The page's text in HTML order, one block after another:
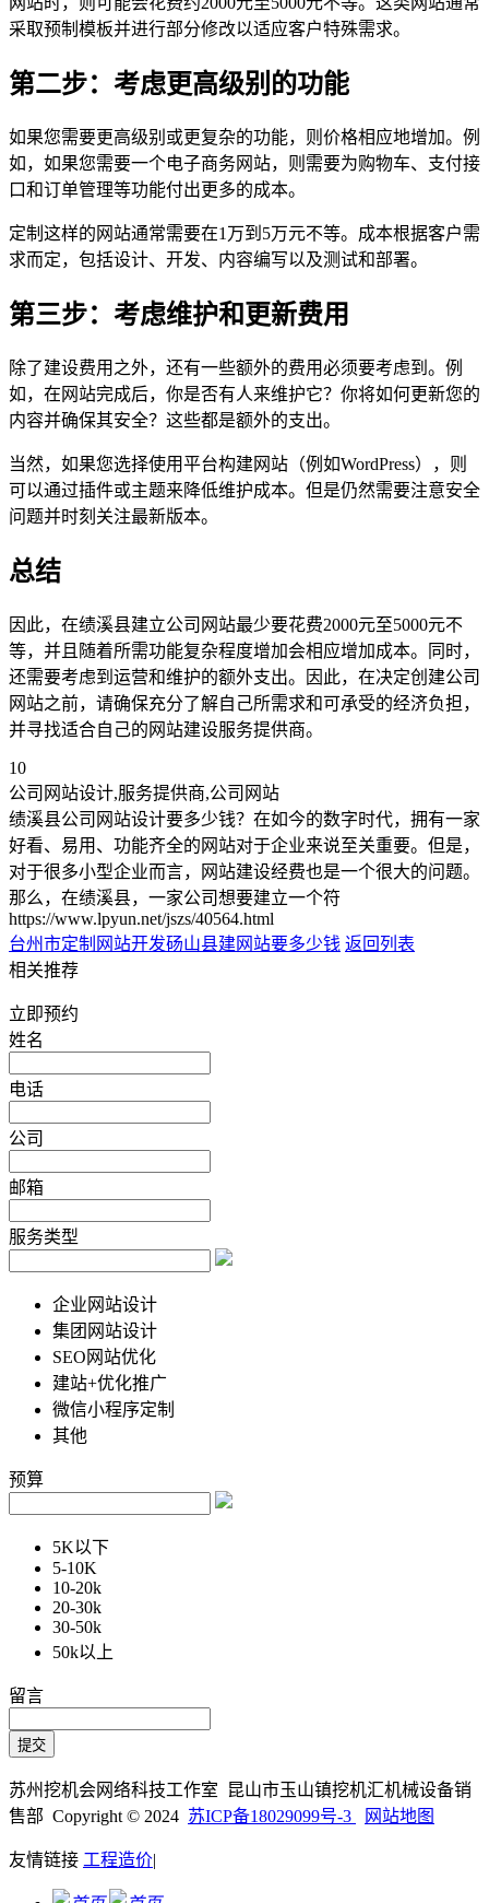
采取预制模板并进行部分修改以适应客户特殊需求。
第二步：考虑更高级别的功能
如果您需要更高级别或更复杂的功能，则价格相应地增加。例
如，如果您需要一个电子商务网站，则需要为购物车、支付接
口和订单管理等功能付出更多的成本。
定制这样的网站通常需要在1万到5万元不等。成本根据客户需
求而定，包括设计、开发、内容编写以及测试和部署。
第三步：考虑维护和更新费用
除了建设费用之外，还有一些额外的费用必须要考虑到。例
如，在网站完成后，你是否有人来维护它？你将如何更新您的
内容并确保其安全？这些都是额外的支出。
当然，如果您选择使用平台构建网站（例如WordPress），则
可以通过插件或主题来降低维护成本。但是仍然需要注意安全
问题并时刻关注最新版本。
总结
因此，在绩溪县建立公司网站最少要花费2000元至5000元不
等，并且随着所需功能复杂程度增加会相应增加成本。同时，
还需要考虑到运营和维护的额外支出。因此，在决定创建公司
网站之前，请确保充分了解自己所需求和可承受的经济负担，
并寻找适合自己的网站建设服务提供商。
10
公司网站设计,服务提供商,公司网站
绩溪县公司网站设计要多少钱？在如今的数字时代，拥有一家
好看、易用、功能齐全的网站对于企业来说至关重要。但是，
对于很多小型企业而言，网站建设经费也是一个很大的问题。
那么，在绩溪县，一家公司想要建立一个符
https://www.lpyun.net/jszs/40564.html
台州市定制网站开发砀山县建网站要多少钱 返回列表
相关推荐
立即预约
姓名
电话
公司
邮箱
服务类型
企业网站设计
集团网站设计
SEO网站优化
建站+优化推广
微信小程序定制
其他
预算
5K以下
5-10K
10-20k
20-30k
30-50k
50k以上
留言
苏州挖机会网络科技工作室 昆山市玉山镇挖机汇机械设备销
售部 Copyright © 2024 苏ICP备18029099号-3 网站地图
友情链接 工程造价|